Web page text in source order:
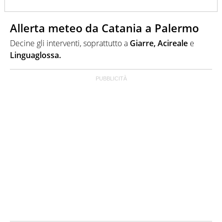
Allerta meteo da Catania a Palermo
Decine gli interventi, soprattutto a Giarre, Acireale e
Linguaglossa.